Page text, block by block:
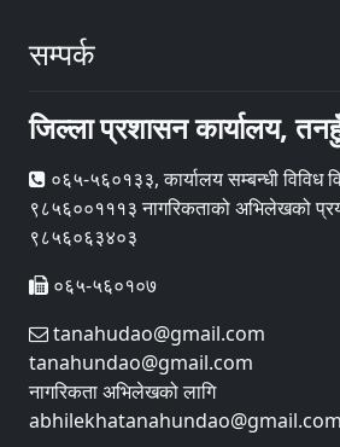
सम्पर्क
जिल्ला प्रशासन कार्यालय,
०६५-५६०१३३, कार्यालय सम्बन्धी विविध
९८५६००१११३ नागरिकताको अभिलेखको
९८५६०६३४०३
०६५-५६०१०७
tanahudao@gmail.com
tanahundao@gmail.com
नागरिकता अभिलेखको लागि
abhilekhatanahundao@gmail.com